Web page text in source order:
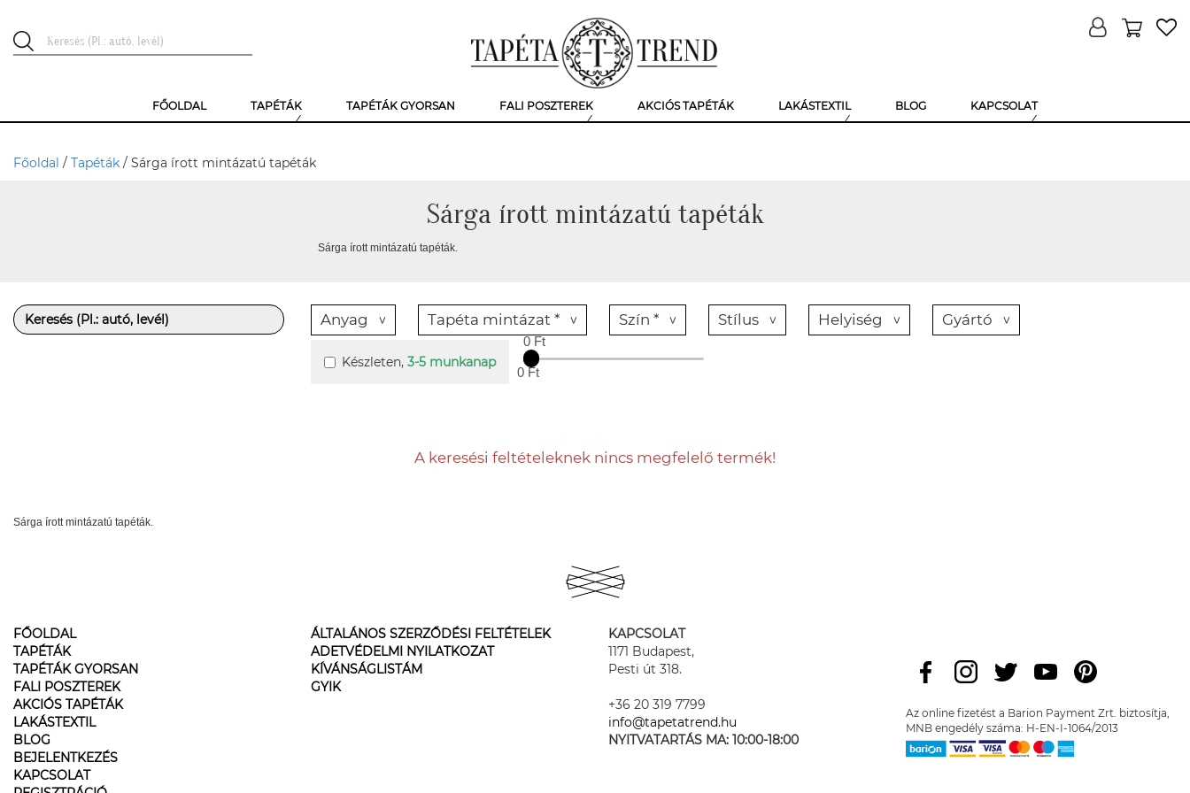
FŐOLDAL TAPÉTÁK TAPÉTÁK GYORSAN FALI POSZTEREK AKCIÓS TAPÉTÁK LAKÁSTEXTIL BLOG KAPCSOLAT
Főoldal / Tapéták / Sárga írott mintázatú tapéták
Sárga írott mintázatú tapéták
Sárga írott mintázatú tapéták.
Anyag Tapéta mintázat * Szín * Stílus Helyiség Gyártó
Készleten, 3-5 munkanap
0 Ft
0 Ft
A keresési feltételeknek nincs megfelelő termék!
Sárga írott mintázatú tapéták.
FŐOLDAL
TAPÉTÁK
TAPÉTÁK GYORSAN
FALI POSZTEREK
AKCIÓS TAPÉTÁK
LAKÁSTEXTIL
BLOG
BEJELENTKEZÉS
KAPCSOLAT
ÁLTALÁNOS SZERZŐDÉSI FELTÉTELEK
ADETVÉDELMI NYILATKOZAT
KÍVÁNSÁGLISTÁM
GYIK
KAPCSOLAT
1171 Budapest,
Pesti út 318.
+36 20 319 7799
info@tapetatrend.hu
NYITVATARTÁS MA: 10:00-18:00
Az online fizetést a Barion Payment Zrt. biztosítja,
MNB engedély száma: H-EN-I-1064/2013